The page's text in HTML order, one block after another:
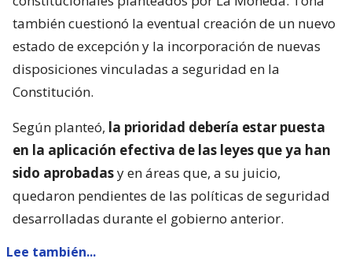
también cuestionó la eventual creación de un nuevo
estado de excepción y la incorporación de nuevas
disposiciones vinculadas a seguridad en la
Constitución.
Según planteó, la prioridad debería estar puesta
en la aplicación efectiva de las leyes que ya han
sido aprobadasy en áreas que, a su juicio,
quedaron pendientes de las políticas de seguridad
desarrolladas durante el gobierno anterior.
Lee también...